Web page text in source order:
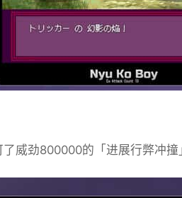
威劲800000的「进展行弊冲撞